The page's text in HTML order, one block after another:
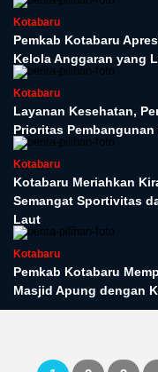
Kotabaru
Pemkab Kotabaru
Kelola Anggaran yang
Kotabaru
Layanan Kesehatan,
Prioritas
Kotabaru
Kotabaru Meriahkan
Semangat Sportivitas
Laut
Kotabaru
Pemkab Kotabaru
Masjid Apung dengan